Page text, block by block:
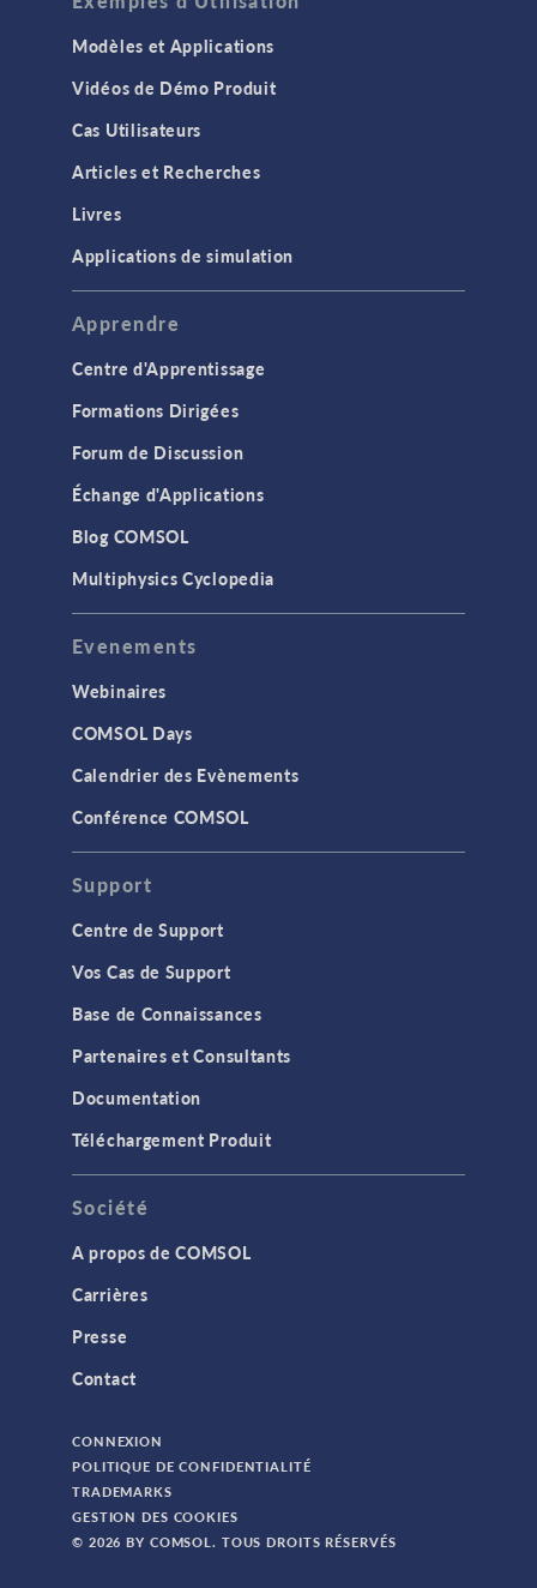
Modèles et Applications
Vidéos de Démo Produit
Cas Utilisateurs
Articles et Recherches
Livres
Applications de simulation
Apprendre
Centre d'Apprentissage
Formations Dirigées
Forum de Discussion
Échange d'Applications
Blog COMSOL
Multiphysics Cyclopedia
Evenements
Webinaires
COMSOL Days
Calendrier des Evènements
Conférence COMSOL
Support
Centre de Support
Vos Cas de Support
Base de Connaissances
Partenaires et Consultants
Documentation
Téléchargement Produit
Société
A propos de COMSOL
Carrières
Presse
Contact
CONNEXION
POLITIQUE DE CONFIDENTIALITÉ
TRADEMARKS
GESTION DES COOKIES
© 2026 BY COMSOL. TOUS DROITS RÉSERVÉS